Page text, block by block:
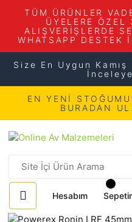
TÜM ÜRÜNLER
ÜYELERE
ALIŞVERİŞLERDE
WHATSAPP
Size En Uygun
EN YENİ
BURADAN
Hesabım